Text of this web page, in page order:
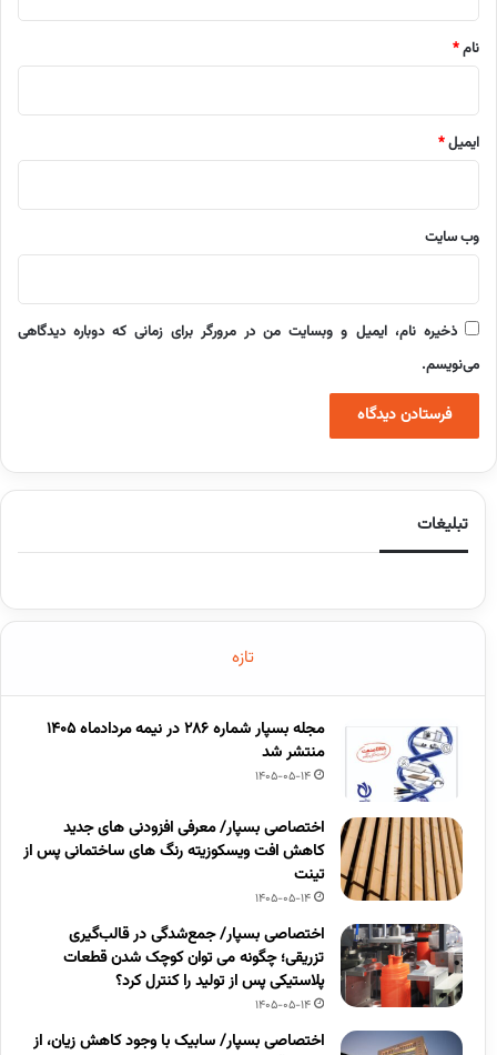
نام*
ایمیل*
وب‌ سایت
ذخیره نام، ایمیل و وبسایت من در مرورگر برای زمانی که دوباره دیدگاهی
می‌نویسم.
تبلیغات
تازه
مجله بسپار شماره 286 در نیمه مردادماه 1405
منتشر شد
1405-05-14
اختصاصی بسپار/ معرفی افزودنی های جدید
کاهش افت ویسکوزیته رنگ های ساختمانی پس از
تینت
1405-05-14
اختصاصی بسپار/ جمع‌شدگی در قالب‌گیری
تزریقی؛ چگونه می توان کوچک شدن قطعات
پلاستیکی پس از تولید را کنترل کرد؟
1405-05-14
اختصاصی بسپار/ سابیک با وجود کاهش زیان، از